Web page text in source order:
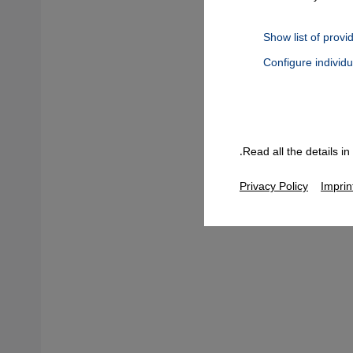
إذ
Show list of
Google Maps Embed, Google Tag Manager, Instagram
Configure
Read all the details
Privacy Policy